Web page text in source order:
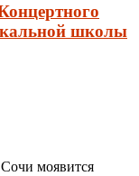
школы
моявится